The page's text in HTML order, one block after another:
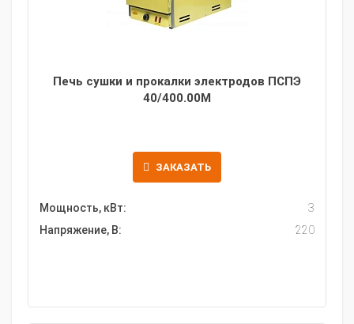
Печь сушки и прокалки электродов ПСПЭ
40/400.00М
ЗАКАЗАТЬ
Мощность, кВт:
3
Напряжение, В:
220